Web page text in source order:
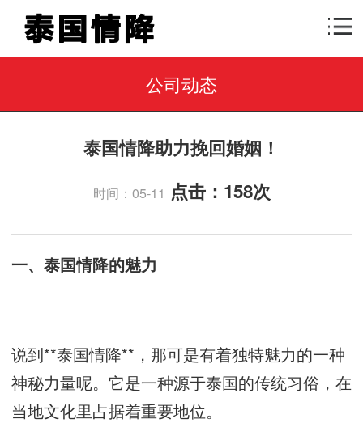
公司动态
泰国情降助力挽回婚姻！
时间：05-11 点击： 158次
一、泰国情降的魅力
说到**泰国情降**，那可是有着独特魅力的一种
神秘力量呢。它是一种源于泰国的传统习俗，在
当地文化里占据着重要地位。